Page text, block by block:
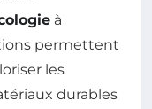
à
permettent
les
durables